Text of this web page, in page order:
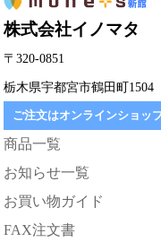
株式会社イノマタ
〒320-0851
栃木県宇都宮市鶴田町1504
ご注文はオンラインショッ
商品一覧
お知らせ一覧
お買い物ガイド
FAX注文書